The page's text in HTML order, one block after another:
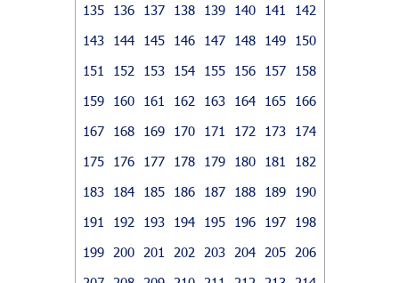
135
136 137 138 139 140 141
142
143
144 145 146 147 148 149
150
151
152 153 154 155 156 157
158
159
160 161 162 163 164 165
166
167
168 169 170 171 172 173
174
175
176 177 178 179 180 181
182
183
184 185 186 187 188 189
190
191
192 193 194 195 196 197
198
199
200 201 202 203 204 205
206